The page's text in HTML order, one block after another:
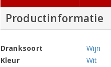
Productinformatie
Dranksoort
Wijn
Kleur
Wit